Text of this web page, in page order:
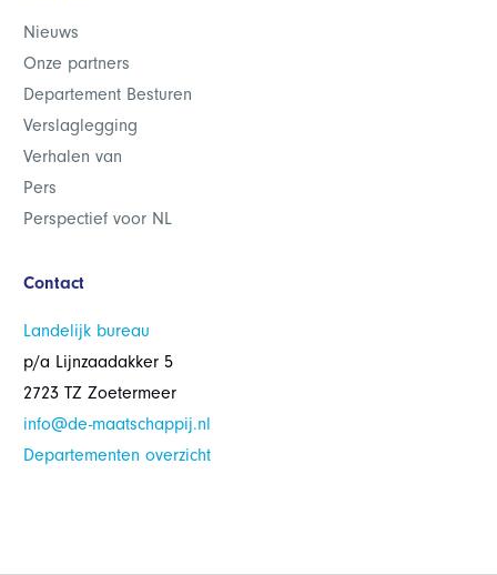
Nieuws
Onze partners
Departement Besturen
Verslaglegging
Verhalen van
Pers
Perspectief voor NL
Contact
Landelijk bureau
p/a Lijnzaadakker 5
2723 TZ Zoetermeer
info@de-maatschappij.nl
Departementen overzicht